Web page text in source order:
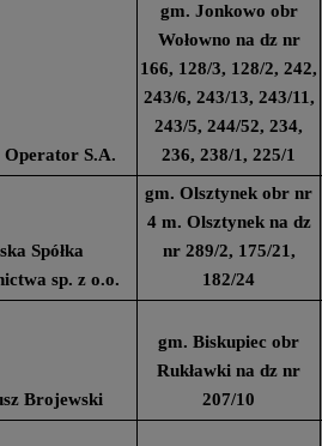
Operator S.A.
gm. Jonkowo obr
Wołowno na dz nr
166, 128/3, 128/2, 242,
243/6, 243/13, 243/11,
243/5, 244/52, 234,
236, 238/1, 225/1
Spółka
sp. z o.o.
gm. Olsztynek obr nr
4 m. Olsztynek na dz
nr 289/2, 175/21,
182/24
Brojewski
gm. Biskupiec obr
Rukławki na dz nr
207/10